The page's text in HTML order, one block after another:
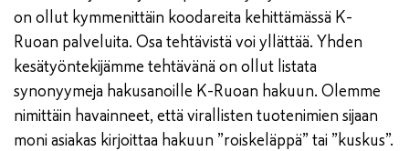
on ollut kymmenittäin koodareita kehittämässä K-
Ruoan palveluita. Osa tehtävistä voi yllättää. Yhden
kesätyöntekijämme tehtävänä on ollut listata
synonyymeja hakusanoille K-Ruoan hakuun. Olemme
nimittäin havainneet, että virallisten tuotenimien sijaan
moni asiakas kirjoittaa hakuun ”roiskeläppä” tai ”kuskus”.